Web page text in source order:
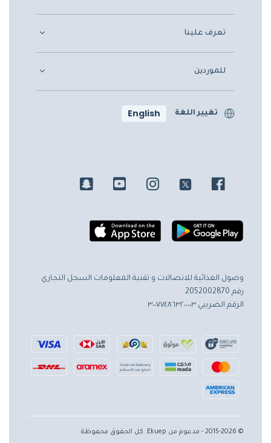
تعرف علينا
للموردين
تغيير اللغة English
وصول الغذائية للاتصالات و تقنية المعلومات السجل التجاري
رقم 2052002870
الرقم الضريبي ٣٠٠٧٧٤٨٦٣٢٠٠٠٠٣
© 2015-2026 - مدعوم من Ekuep. كل الحقوق محفوظة